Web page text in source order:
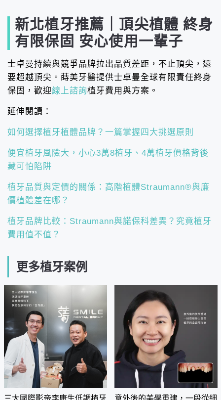
新北植牙推薦｜頂尖植體 終身
有限保固 安心使用一輩子
士卓曼持續與競爭品牌拉出品質差距，不止頂尖，還
要超越頂尖。蒔美牙醫提供士卓曼全球有限責任終身
保固，歡迎線上諮詢植牙費用與方案。
延伸閱讀：
如何選擇植牙植體品牌？一篇掌握四大挑選原則
便宜植牙風險大，小心3萬8植牙、4萬植牙價格背後
藏可怕陷阱
植牙品質與定價的關係：高階植體Straumann®與廉
價植體差在哪？
植牙品牌比較：Straumann與諾保科差異？究竟植牙
費用值不值？
更多植牙案例
三大國際影帝李康生低調植牙
意外後的美學重建，一段從細